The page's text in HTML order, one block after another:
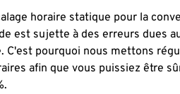
horaire statique pour la
est sujette à des erreurs dues
C'est pourquoi nous mettons
afin que vous puissiez être